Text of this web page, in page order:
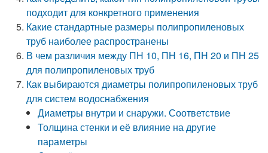
подходит для конкретного применения
Какие стандартные размеры полипропиленовых
труб наиболее распространены
В чем различия между ПН 10, ПН 16, ПН 20 и ПН 25
для полипропиленовых труб
Как выбираются диаметры полипропиленовых труб
для систем водоснабжения
Диаметры внутри и снаружи. Соответствие
Толщина стенки и её влияние на другие
параметры